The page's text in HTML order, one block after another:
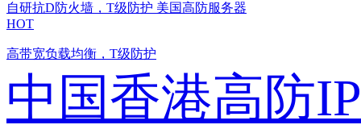
自研抗D防火墙，T级防护 美国高防服务器
HOT
高带宽负载均衡，T级防护
中国香港高防IP